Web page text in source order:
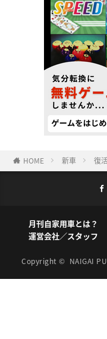
HOME 新車 復
月刊自家用車とは？
運営会社／スタッフ
Copyright © NAIGAI